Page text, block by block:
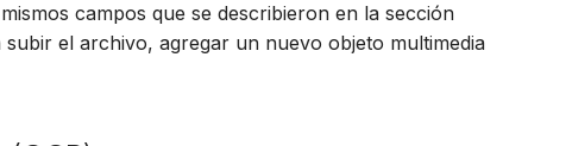
campos que se describieron en la sección
el archivo, agregar un nuevo objeto multimedia